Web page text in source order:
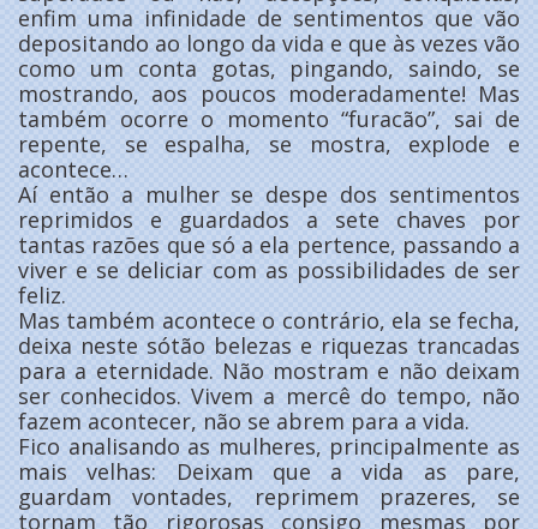
enfim uma infinidade de sentimentos que vão
depositando ao longo da vida e que às vezes vão
como um conta gotas, pingando, saindo, se
mostrando, aos poucos moderadamente! Mas
também ocorre o momento “furacão”, sai de
repente, se espalha, se mostra, explode e
acontece…
Aí então a mulher se despe dos sentimentos
reprimidos e guardados a sete chaves por
tantas razões que só a ela pertence, passando a
viver e se deliciar com as possibilidades de ser
feliz.
Mas também acontece o contrário, ela se fecha,
deixa neste sótão belezas e riquezas trancadas
para a eternidade. Não mostram e não deixam
ser conhecidos. Vivem a mercê do tempo, não
fazem acontecer, não se abrem para a vida.
Fico analisando as mulheres, principalmente as
mais velhas: Deixam que a vida as pare,
guardam vontades, reprimem prazeres, se
tornam tão rigorosas consigo mesmas por